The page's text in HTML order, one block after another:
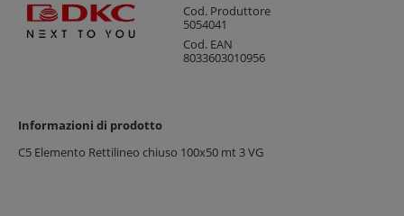
Cod. Produttore
5054041
Cod. EAN
8033603010956
Informazioni di prodotto
C5 Elemento Rettilineo chiuso 100x50 mt 3 VG